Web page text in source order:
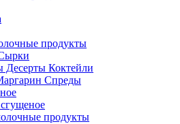
продукты
Десерты Коктейли
Спреды
продукты